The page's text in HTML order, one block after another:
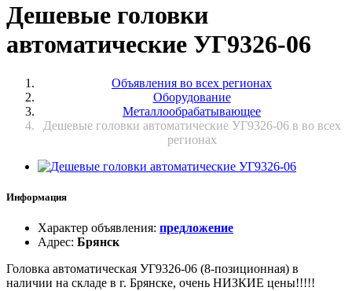
Дешевые головки
автоматические УГ9326-06
Объявления во всех регионах
Оборудование
Металлообрабатывающее
Дешевые головки автоматические УГ9326-06 в во всех
регионах
Информация
Характер объявления: предложение
Адрес: Брянск
Головка автоматическая УГ9326-06 (8-позиционная) в
наличии на складе в г. Брянске, очень НИЗКИЕ цены!!!!!